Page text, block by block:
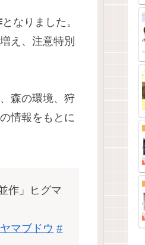
となりました。
え、注意特別
森の環境、狩
情報をもとに
作」ヒグマ
マブドウ #